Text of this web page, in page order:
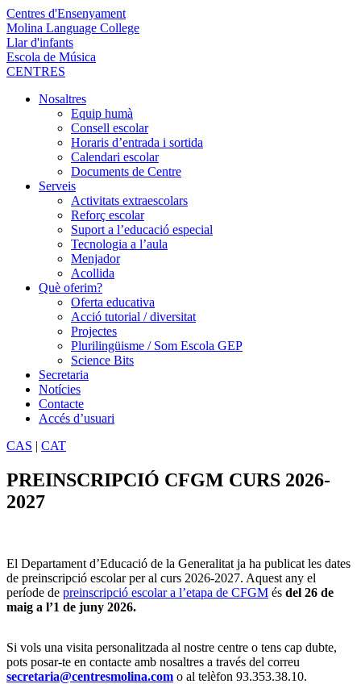
Centres d'Ensenyament
Molina Language College
Llar d'infants
Escola de Música
CENTRES
Nosaltres
Equip humà
Consell escolar
Horaris d’entrada i sortida
Calendari escolar
Documents de Centre
Serveis
Activitats extraescolars
Reforç escolar
Suport a l’educació especial
Tecnologia a l’aula
Menjador
Acollida
Què oferim?
Oferta educativa
Acció tutorial / diversitat
Projectes
Plurilingüisme / Som Escola GEP
Science Bits
Secretaria
Notícies
Contacte
Accés d’usuari
CAS | CAT
PREINSCRIPCIÓ CFGM CURS 2026-
2027
El Departament d’Educació de la Generalitat ja ha publicat les dates
de preinscripció escolar per al curs 2026-2027. Aquest any el
període de preinscripció escolar a l’etapa de CFGM és del 26 de
maig a l’1 de juny 2026.
Si vols una visita personalitzada al nostre centre o tens cap dubte,
pots posar-te en contacte amb nosaltres a través del correu
secretaria@centresmolina.com o al telèfon 93.353.38.10.